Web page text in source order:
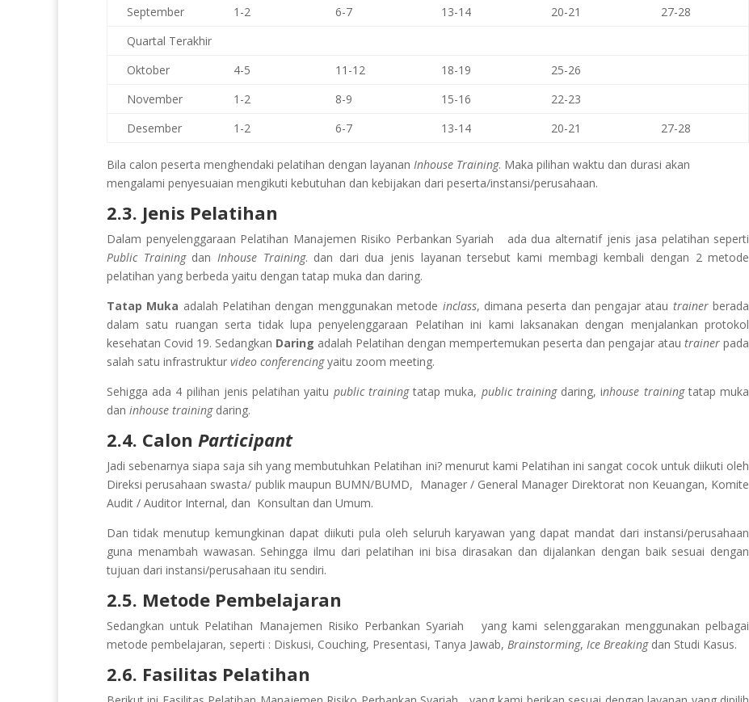
September
1-2 6-7 13-14 20-21
27-28
Quartal Terakhir
Oktober
4-5 11-12 18-19
25-26
November
1-2 8-9 15-16
22-23
Desember
1-2 6-7 13-14 20-21 27-28
Bila calon peserta menghendaki pelatihan dengan layanan Inhouse Training. Maka pilihan waktu dan durasi akan
mengalami penyesuaian mengikuti kebutuhan dan kebijakan dari peserta/instansi/perusahaan.
2.3. Jenis Pelatihan
Dalam penyelenggaraan Pelatihan Manajemen Risiko Perbankan Syariah ada dua alternatif jenis jasa pelatihan seperti
Public Trainingdan Inhouse Training. dan dari dua jenis layanan tersebut kami membagi kembali dengan 2 metode
pelatihan yang berbeda yaitu dengan tatap muka dan daring.
Tatap Muka adalah Pelatihan dengan menggunakan metode inclass, dimana peserta dan pengajar atau trainerberada
dalam satu ruangan serta tidak lupa penyelenggaraan Pelatihan ini kami laksanakan dengan menjalankan protokol
kesehatan Covid 19. Sedangkan Daring adalah Pelatihan dengan mempertemukan peserta dan pengajar atautrainerpada
salah satu infrastruktur video conferencingyaitu zoom meeting.
Sehigga ada 4 pilihan jenis pelatihan yaitu public trainingtatap muka, public trainingdaring, inhouse trainingtatap muka
dan inhouse trainingdaring.
2.4. Calon Participant
Jadi sebenarnya siapa saja sih yang membutuhkan Pelatihan ini? menurut kami Pelatihan ini sangat cocok untuk diikuti oleh
Direksi perusahaan swasta/ publik maupun BUMN/BUMD, Manager / General Manager Direktorat non Keuangan, Komite
Audit / Auditor Internal, dan Konsultan dan Umum.
Dan tidak menutup kemungkinan dapat diikuti pula oleh seluruh karyawan yang dapat mandat dari instansi/perusahaan
guna menambah wawasan. Sehingga ilmu dari pelatihan ini bisa dirasakan dan dijalankan dengan baik sesuai dengan
tujuan dari instansi/perusahaan itu sendiri.
2.5. Metode Pembelajaran
Sedangkan untuk Pelatihan Manajemen Risiko Perbankan Syariah
yang kami selenggarakan menggunakan pelbagai
metode pembelajaran, seperti : Diskusi, Couching, Presentasi, Tanya Jawab, Brainstorming, Ice Breakingdan Studi Kasus.
2.6. Fasilitas Pelatihan